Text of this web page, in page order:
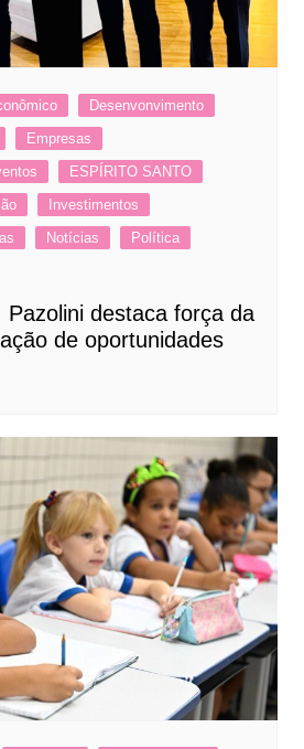
Desenvonvimento
Empresas
ESPÍRITO SANTO
Investimentos
Notícias
Política
Pazolini destaca força da
de oportunidades